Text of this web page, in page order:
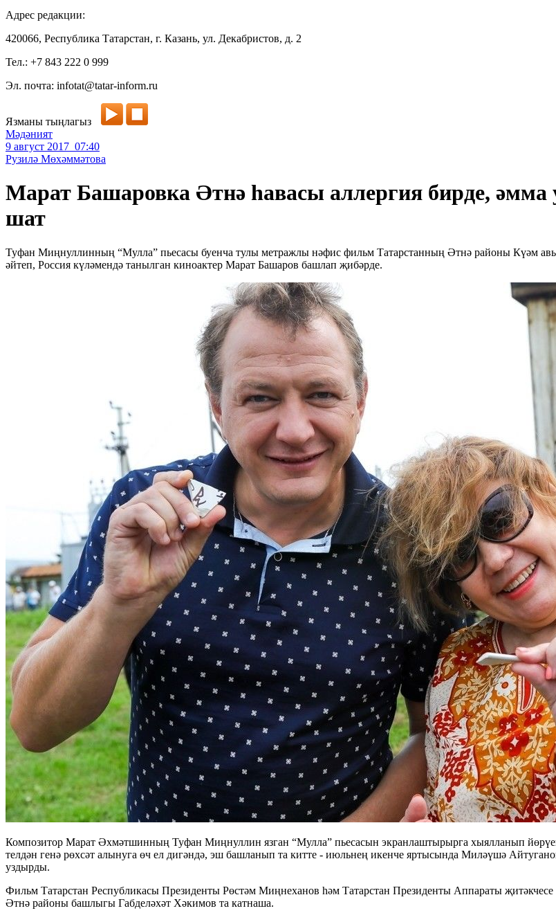
Адрес редакции:
420066, Республика Татарстан, г. Казань, ул. Декабристов, д. 2
Тел.: +7 843 222 0 999
Эл. почта: infotat@tatar-inform.ru
Язманы тыңлагыз
Мәдәният
9 август 2017 07:40
Рузилә Мөхәммәтова
Марат Башаровка Әтнә һавасы аллергия бирде,
шат
Туфан Миңнуллинның “Мулла” пьесасы буенча тулы метражлы нәфис фильм Татарстанның Әтнә районы Күәм
әйтеп, Россия күләмендә танылган киноактер Марат Башаров башлап җибәрде.
Композитор Марат Әхмәтшинның Туфан Миңнуллин язган “Мулла” пьесасын экранлаштырырга хыялланып
телдән генә рөхсәт алынуга өч ел дигәндә, эш башланып та китте - июльнең икенче яртысында Миләүшә
уздырды.
Фильм Татарстан Республикасы Президенты Рөстәм Миңнеханов һәм Татарстан Президенты Аппараты
Әтнә районы башлыгы Габделәхәт Хәкимов та катнаша.